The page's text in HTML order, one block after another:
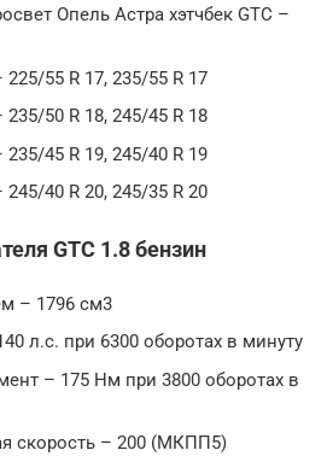
Опель Астра хэтчбек GTC –
55 R 17, 235/55 R 17
50 R 18, 245/45 R 18
45 R 19, 245/40 R 19
40 R 20, 245/35 R 20
GTC 1.8 бензин
– 1796 см3
л.с. при 6300 оборотах в минуту
– 175 Нм при 3800 оборотах в
скорость – 200 (МКПП5)